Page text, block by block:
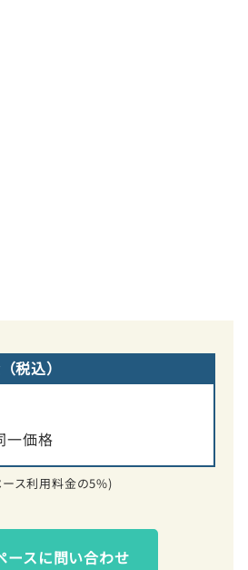
税込）
一価格
ース利用料金の5%)
ースに問い合わせ